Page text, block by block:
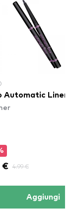
Automatic Liner
€ 4.99 €
Aggiungi